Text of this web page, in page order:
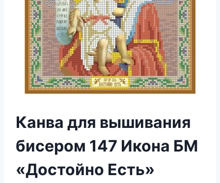
Канва для вышивания
бисером 147 Икона БМ
«Достойно Есть»